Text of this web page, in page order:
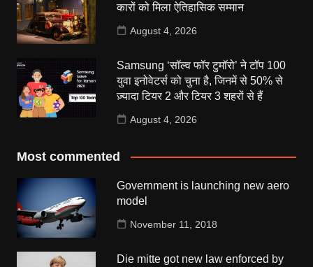
कारों को मिला ऐतिहासिक सम्मान
August 4, 2026
Samsung ‘सॉल्व फॉर टुमॉरो’ ने टॉप 100
युवा इनोवेटर्स को चुना है, जिनमें से 50% से
ज़्यादा टियर 2 और टियर 3 शहरों से हैं
August 4, 2026
Most commented
Government is launching new aero
model
November 11, 2018
Die mitte got new law enforced by